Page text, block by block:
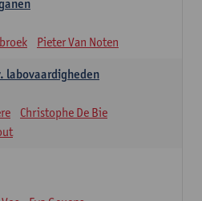
Pieter Van Noten
labovaardigheden
Christophe De Bie